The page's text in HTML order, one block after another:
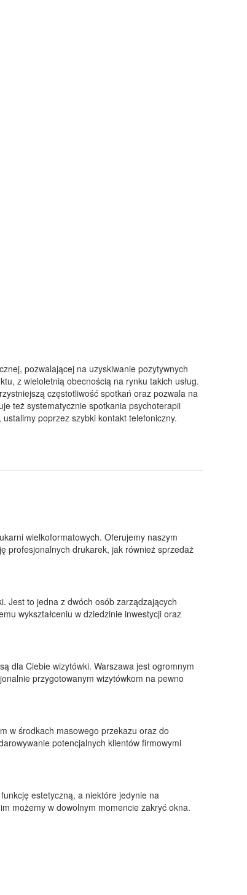
pozwalającej na uzyskiwanie pozytywnych
z wieloletnią obecnością na rynku takich usług.
częstotliwość spotkań oraz pozwala na
też systematycznie spotkania psychoterapii
poprzez szybki kontakt telefoniczny.
wielkoformatowych. Oferujemy naszym
profesjonalnych drukarek, jak również sprzedaż
Jest to jedna z dwóch osób zarządzających
wykształceniu w dziedzinie inwestycji oraz
dla Ciebie wizytówki. Warszawa jest ogromnym
przygotowanym wizytówkom na pewno
w środkach masowego przekazu oraz do
potencjalnych klientów firmowymi
estetyczną, a niektóre jedynie na
możemy w dowolnym momencie zakryć okna.